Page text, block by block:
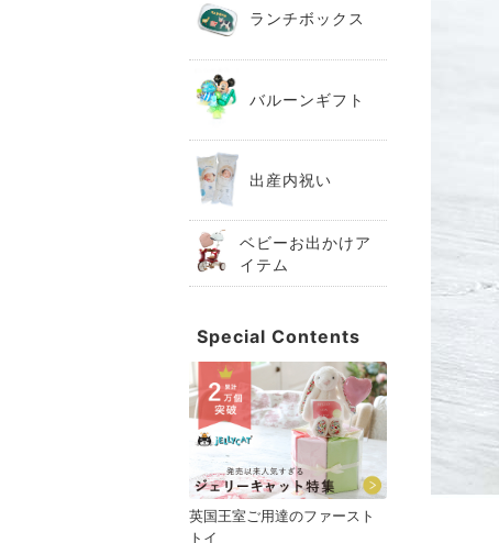
ランチボックス
バルーンギフト
出産内祝い
ベビーお出かけア
イテム
Special Contents
英国王室ご用達のファースト
トイ